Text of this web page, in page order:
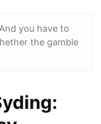
you have to
the gamble